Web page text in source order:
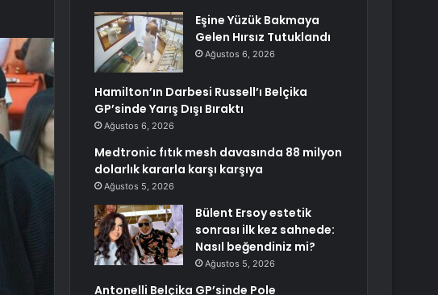
Eşine Yüzük Bakmaya
Gelen Hırsız Tutuklandı
Ağustos 6, 2026
Hamilton’ın Darbesi Russell’ı Belçika
GP’sinde Yarış Dışı Bıraktı
Ağustos 6, 2026
Medtronic fıtık mesh davasında 88 milyon
dolarlık kararla karşı karşıya
Ağustos 5, 2026
Bülent Ersoy estetik
sonrası ilk kez sahnede:
Nasıl beğendiniz mi?
Ağustos 5, 2026
Antonelli Belçika GP’sinde Pole